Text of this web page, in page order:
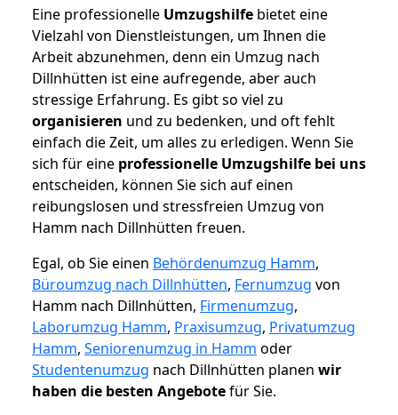
Eine professionelle Umzugshilfe bietet eine
Vielzahl von Dienstleistungen, um Ihnen die
Arbeit abzunehmen, denn ein Umzug nach
Dillnhütten ist eine aufregende, aber auch
stressige Erfahrung. Es gibt so viel zu
organisieren und zu bedenken, und oft fehlt
einfach die Zeit, um alles zu erledigen. Wenn Sie
sich für eine professionelle Umzugshilfe bei uns
entscheiden, können Sie sich auf einen
reibungslosen und stressfreien Umzug von
Hamm nach Dillnhütten freuen.
Egal, ob Sie einen Behördenumzug Hamm,
Büroumzug nach Dillnhütten, Fernumzug von
Hamm nach Dillnhütten, Firmenumzug,
Laborumzug Hamm, Praxisumzug, Privatumzug
Hamm, Seniorenumzug in Hamm oder
Studentenumzug nach Dillnhütten planen wir
haben die besten Angebotefür Sie.